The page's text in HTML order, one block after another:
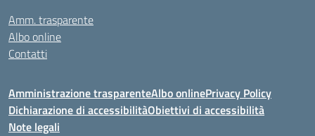
Amm. trasparente
Albo online
Contatti
Amministrazione trasparenteAlbo onlinePrivacy Policy
Dichiarazione di accessibilitàObiettivi di accessibilità
Note legali